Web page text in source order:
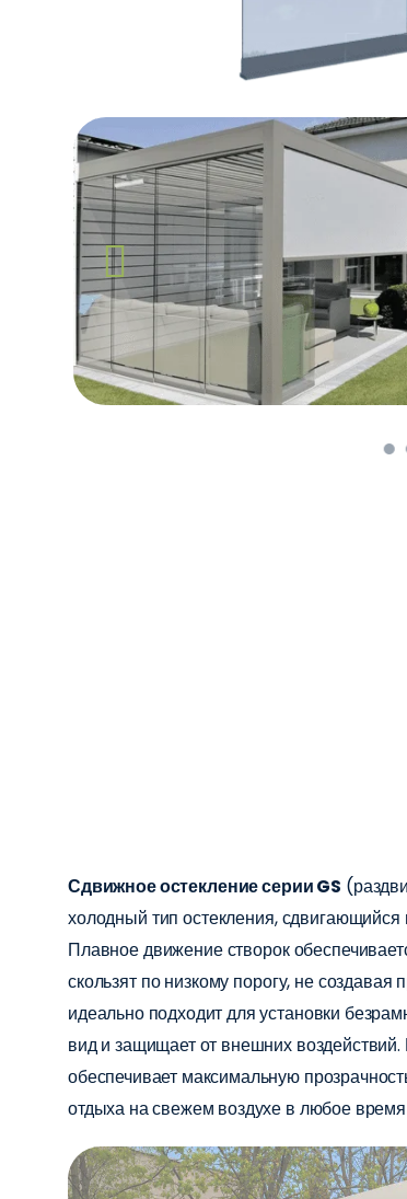
Сдвижное остекление серии GS
холодный тип остекления,
Плавное движение створок
скользят по низкому порогу, не создавая
идеально подходит для установки
вид и защищает от внешних воздействий.
обеспечивает максимальную
отдыха на свежем воздухе в любое время